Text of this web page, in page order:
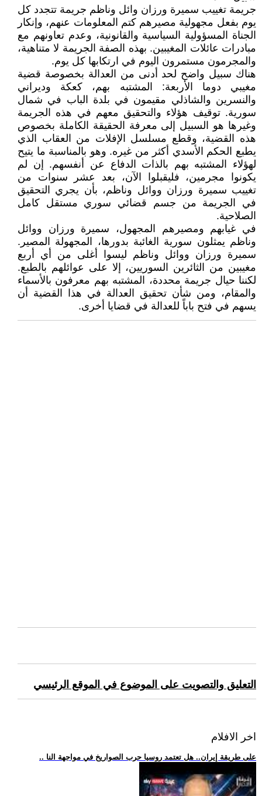
جريمة تغييب سميرة ورزان وائل وناظم جريمة تتجدد كل
يوم بفعل مجهولية مصيرهم كتم المعلومات عنهم، وإنكار
الجناة المسؤولية السياسية والقانونية، وعدم تعاونهم مع
مبادرات عائلات المغيبين. بهذه الصفة الجريمة لا متناهية،
والمجرمون مستمرون اليوم في ارتكابها كل يوم.
هناك سبيل واضح لحد أدنى من العدالة بخصوصة قضية
مغيبي دوما الأربعة: المشتبه بهم، كعكة وديراني
والنسرين والشاذلي مقيمون في بلدة الباب في شمال
سورية. توقيف هؤلاء والتحقيق معهم في هذه الجريمة
وغيرها هو السبيل إلى معرفة الحقيقة الكاملة بخصوص
هذه القضية، وقطع مسلسل الإفلات من العقاب الذي
يطبع الحكم الأسدي أكثر من غيره. وهو بالمناسبة ما يتيح
لهؤلاء المشتبه بهم بالذات الدفاع عن أنفسهم. إن لم
يكونوا مجرمين، فليقبلوا الآن، بعد عشر سنوات من
تغييب سميرة ورزان ووائل وناظم، بأن يجري التحقيق
في الجريمة من جسم قضائي سوري مستقل كامل
الصلاحية.
في غيابهم ومصيرهم المجهول، سميرة ورزان ووائل
وناظم يمثلون سورية الغائبة بدورها، المجهولة المصير.
سميرة ورزان ووائل وناظم ليسوا أغلى من أي أربع
مغيبين من الثائرين السوريين، إلا على عوائلهم بالطبع.
لكننا حيال جريمة محددة، المشتبه بهم معرفون بالأسماء
والمقام، ومن شأن تحقيق العدالة في هذا القضية أن
يسهم في فتح باباً للعدالة في قضايا أخرى.
التعليق والتصويت على الموضوع في الموقع الرئيسي
اخر الافلام
.. على طريقة إيران.. هل تعتمد روسيا حرب الصواريخ في مواجهة النا